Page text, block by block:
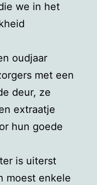
we in het
oudjaar
met een
deur, ze
extraatje
hun goede
is uiterst
moest enkele